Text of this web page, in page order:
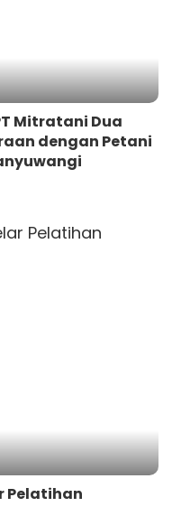
Mitratani Dua
dengan Petani
Pelatihan